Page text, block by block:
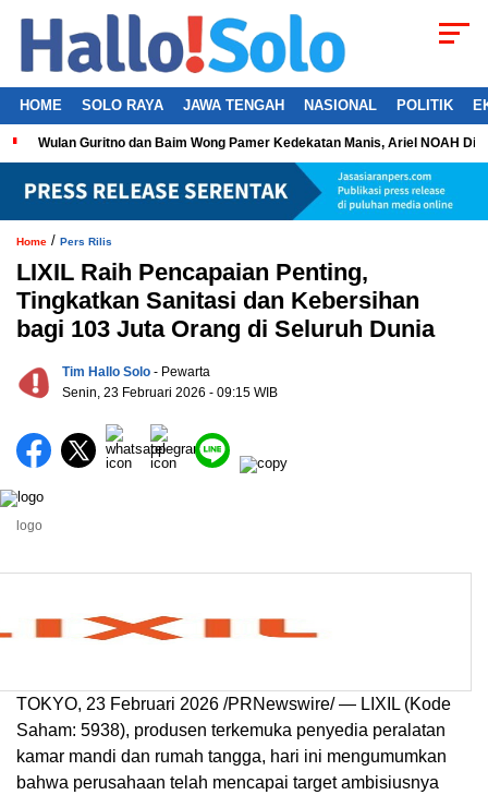
HOME SOLO RAYA JAWA TENGAH NASIONAL POLITIK
Wulan Guritno dan Baim Wong Pamer Kedekatan Manis, Ariel NOAH
Home / Pers Rilis
LIXIL Raih Pencapaian Penting,
Tingkatkan Sanitasi dan Kebersihan
bagi 103 Juta Orang di Seluruh Dunia
Tim Hallo Solo - Pewarta
Senin, 23 Februari 2026 - 09:15 WIB
logo
TOKYO, 23 Februari 2026 /PRNewswire/ — LIXIL (Kode
Saham: 5938), produsen terkemuka penyedia peralatan
kamar mandi dan rumah tangga, hari ini mengumumkan
bahwa perusahaan telah mencapai target ambisiusnya